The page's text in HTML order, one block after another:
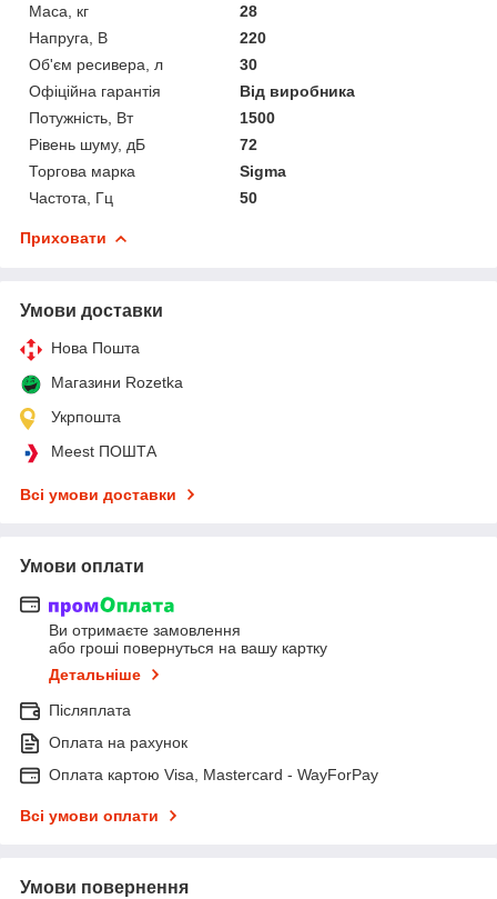
Маса, кг
28
Напруга, В
220
Об'єм ресивера, л
30
Офіційна гарантія
Від виробника
Потужність, Вт
1500
Рівень шуму, дБ
72
Торгова марка
Sigma
Частота, Гц
50
Приховати
Умови доставки
Нова Пошта
Магазини Rozetka
Укрпошта
Meest ПОШТА
Всі умови доставки
Умови оплати
Ви отримаєте замовлення
або гроші повернуться на вашу картку
Детальніше
Післяплата
Оплата на рахунок
Оплата картою Visa, Mastercard - WayForPay
Всі умови оплати
Умови повернення